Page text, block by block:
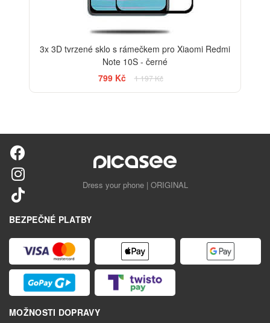
3x 3D tvrzené sklo s rámečkem pro Xiaomi Redmi
Note 10S - černé
799 Kč
1 197 Kč
Dress your phone | ORIGINAL
BEZPEČNÉ PLATBY
MOŽNOSTI DOPRAVY